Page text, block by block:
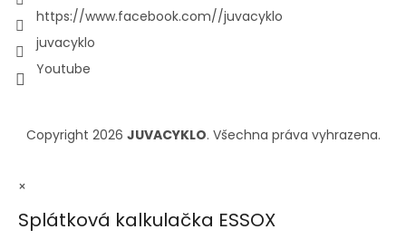
https://www.facebook.com//juvacyklo
juvacyklo
Youtube
Copyright 2026 JUVACYKLO. Všechna práva vyhrazena.
×
Splátková kalkulačka ESSOX